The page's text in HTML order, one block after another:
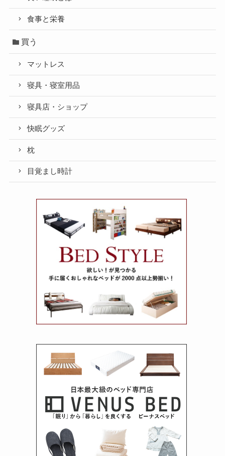
食事と栄養
買う
マットレス
寝具・寝室用品
寝具店・ショップ
快眠グッズ
枕
目覚まし時計